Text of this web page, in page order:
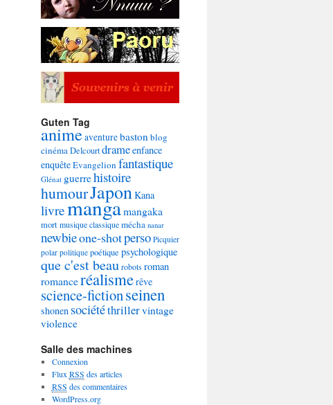
Guten Tag
animeaventurebaston blog
cinémaDelcourtdrameenfance
enquêteEvangelion fantastique
Glénat guerrehistoire
humourJapon Kana
livremangamangaka
mortmusique classiquemécha nanar
newbieone-shotperso Picquier
polar politique poétique psychologique
que c'est beaurobotsroman
romanceréalismerêve
science-fictionseinen
shonen sociététhrillervintage
violence
Salle des machines
Connexion
Flux RSS des articles
RSS des commentaires
WordPress.org